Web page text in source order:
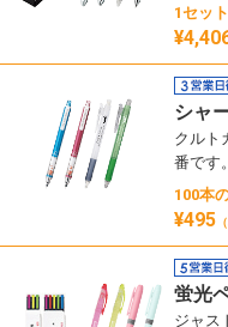
1セッ
シャ
クルト
番です。
100本
¥495
蛍光
ジャス